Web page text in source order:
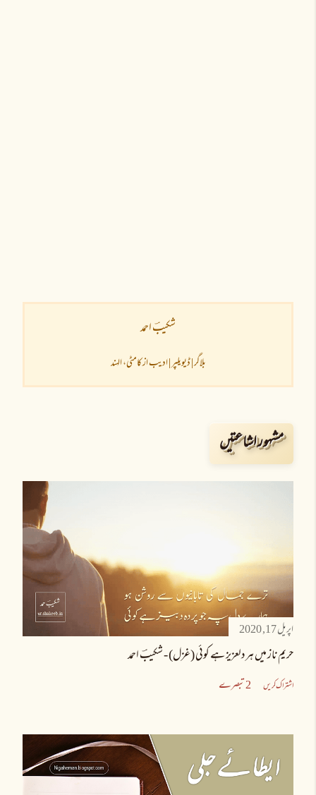
شکیبؔ احمد
بلاگر | ڈیویلپر | ادیب از کامٹی، الہند
مشہور اشاعتیں
اپریل 17, 2020
حریمِ ناز میں ہر دلعزیز ہے کوئی (غزل) - شکیبؔ احمد
اشتراک کریں 2 تبصرے